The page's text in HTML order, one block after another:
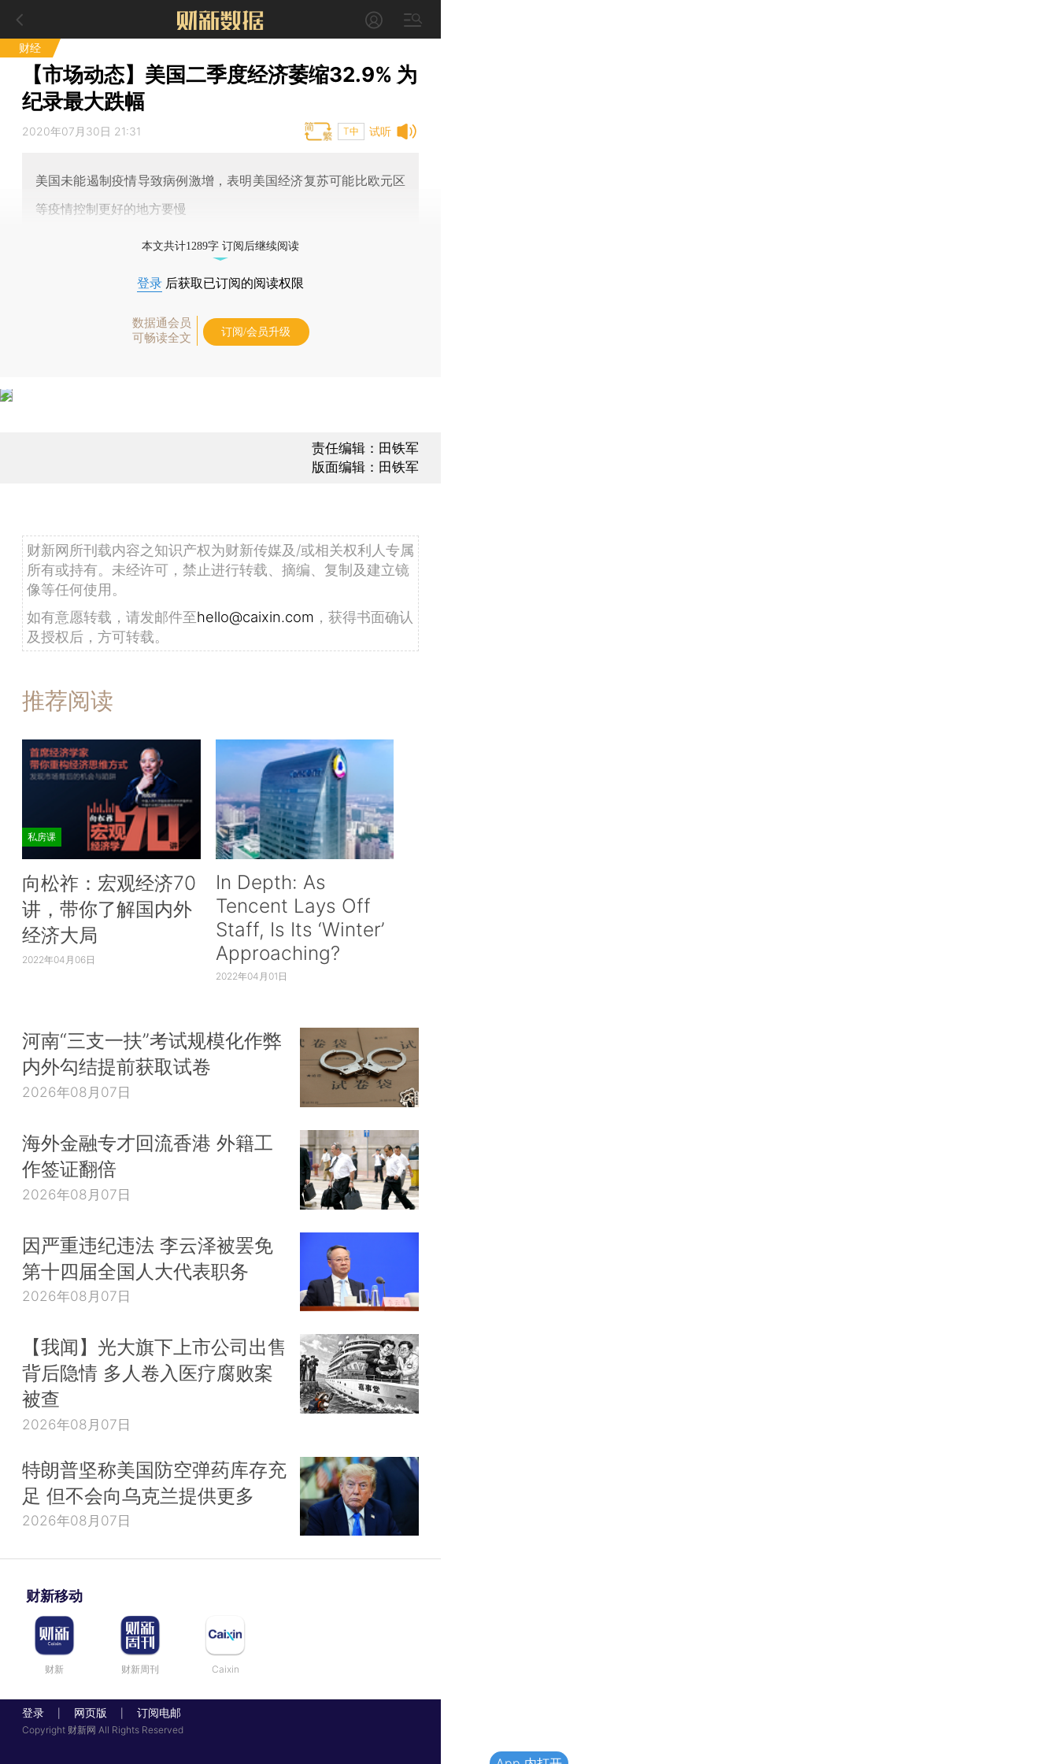
财经
【市场动态】美国二季度经济萎缩32.9% 为
纪录最大跌幅
试听
2020年07月30日 21:31 T中
美国未能遏制疫情导致病例激增，表明美国经济复苏可能比欧元区
等疫情控制更好的地方要慢
本文共计1289字 订阅后继续阅读
登录 后获取已订阅的阅读权限
数据通会员
可畅读全文
订阅/会员升级
责任编辑：田铁军
版面编辑：田铁军
财新网所刊载内容之知识产权为财新传媒及/或相关权利人专属
所有或持有。未经许可，禁止进行转载、摘编、复制及建立镜
像等任何使用。
如有意愿转载，请发邮件至hello@caixin.com ，获得书面确认
及授权后，方可转载。
推荐阅读
私房课
向松祚：宏观经济70
讲，带你了解国内外
经济大局
2022年04月06日
In Depth: As
Tencent Lays Off
Staff, Is Its ‘Winter’
Approaching?
2022年04月01日
河南“三支一扶”考试规模化作弊
内外勾结提前获取试卷
2026年08月07日
海外金融专才回流香港 外籍工
作签证翻倍
2026年08月07日
因严重违纪违法 李云泽被罢免
第十四届全国人大代表职务
2026年08月07日
【我闻】光大旗下上市公司出售
背后隐情 多人卷入医疗腐败案
被查
2026年08月07日
特朗普坚称美国防空弹药库存充
足 但不会向乌克兰提供更多
2026年08月07日
财新移动
财新 财新周刊 Caixin
登录 网页版 订阅电邮
Copyright 财新网 All Rights Reserved